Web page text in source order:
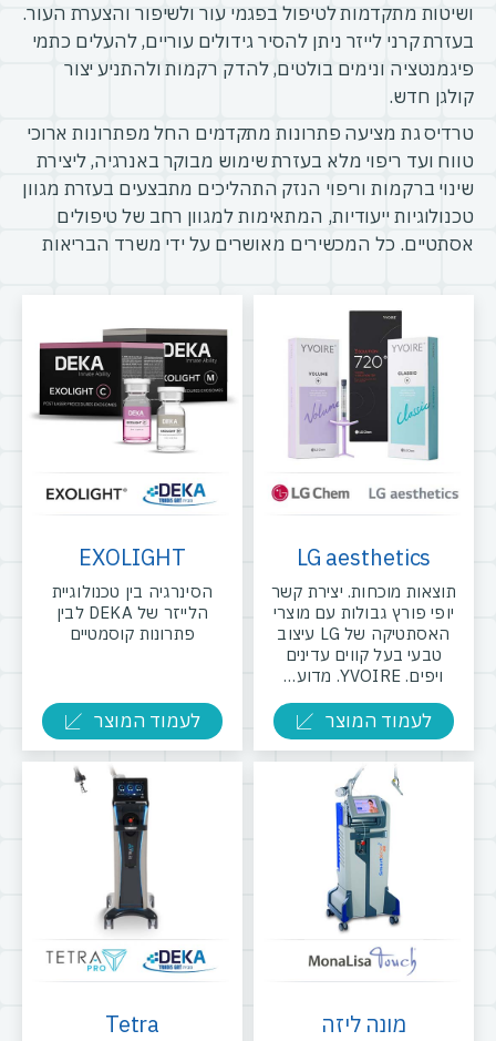
ושיטות מתקדמות לטיפול בפגמי עור ולשיפור והצערת העור.
בעזרת קרני לייזר ניתן להסיר גידולים עוריים, להעלים כתמי
פיגמנטציה ונימים בולטים, להדק רקמות ולהתניע יצור
קולגן חדש.
טרדיס גת מציעה פתרונות מתקדמים החל מפתרונות ארוכי
טווח ועד ריפוי מלא בעזרת שימוש מבוקר באנרגיה, ליצירת
שינוי ברקמות וריפוי הנזק התהליכים מתבצעים בעזרת מגוון
טכנולוגיות ייעודיות, המתאימות למגוון רחב של טיפולים
אסתטיים. כל המכשירים מאושרים על ידי משרד הבריאות
LG aesthetics
תוצאות מוכחות. יצירת קשר
יופי פורץ גבולות עם מוצרי
האסתטיקה של LG עיצוב
טבעי בעל קווים עדינים
ויפים. YVOIRE. מדוע…
לעמוד המוצר
EXOLIGHT
הסינרגיה בין טכנולוגיית
הלייזר של DEKA לבין
פתרונות קוסמטיים
לעמוד המוצר
מונה ליזה Tetra